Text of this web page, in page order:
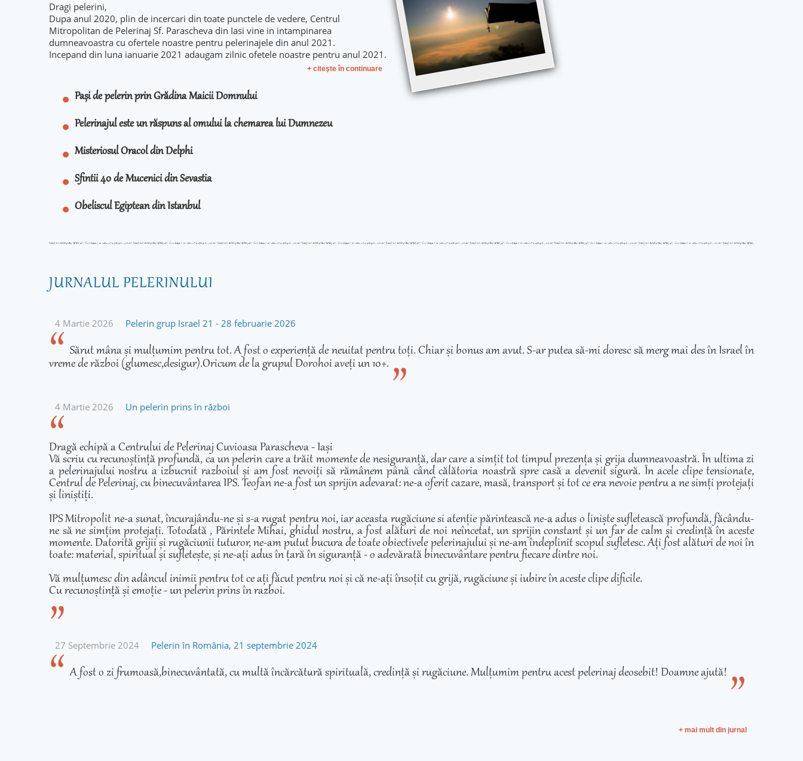
Dragi pelerini,
Dupa anul 2020, plin de incercari din toate punctele de vedere, Centrul
Mitropolitan de Pelerinaj Sf. Parascheva din Iasi vine in intampinarea
dumneavoastra cu ofertele noastre pentru pelerinajele din anul 2021.
Incepand din luna ianuarie 2021 adaugam zilnic ofetele noastre pentru anul 2021.
+ citeşte în continuare
Pași de pelerin prin Grădina Maicii Domnului
Pelerinajul este un răspuns al omului la chemarea lui Dumnezeu
Misteriosul Oracol din Delphi
Sfintii 40 de Mucenici din Sevastia
Obeliscul Egiptean din Istanbul
JURNALUL PELERINULUI
4 Martie 2026 Pelerin grup Israel 21 - 28 februarie 2026
Sărut mâna și mulțumim pentru tot. A fost o experiență de neuitat pentru toți. Chiar și bonus am avut. S-ar putea să-mi doresc să merg mai des în Israel în
vreme de război (glumesc,desigur).Oricum de la grupul Dorohoi aveți un 10+.
4 Martie 2026 Un pelerin prins în război
Dragă echipă a Centrului de Pelerinaj Cuvioasa Parascheva - Iași
Vă scriu cu recunoștință profundă, ca un pelerin care a trăit momente de nesiguranță, dar care a simțit tot timpul prezența și grija dumneavoastră. În ultima zi
a pelerinajului nostru a izbucnit razboiul și am fost nevoiți să rămânem până când călătoria noastră spre casă a devenit sigură. În acele clipe tensionate,
Centrul de Pelerinaj, cu binecuvântarea IPS. Teofan ne-a fost un sprijin adevarat: ne-a oferit cazare, masă, transport și tot ce era nevoie pentru a ne simți protejați
și liniștiți.
IPS Mitropolit ne-a sunat, încurajându-ne și s-a rugat pentru noi, iar aceasta rugăciune si atenție părintească ne-a adus o liniște sufletească profundă, făcându-
ne să ne simțim protejați. Totodată , Părintele Mihai, ghidul nostru, a fost alături de noi neîncetat, un sprijin constant și un far de calm și credință în aceste
momente. Datorită grijii și rugăciunii tuturor, ne-am putut bucura de toate obiectivele pelerinajului și ne-am îndeplinit scopul sufletesc. Ați fost alături de noi în
toate: material, spiritual și sufletește, și ne-ați adus în țară în siguranță - o adevărată binecuvântare pentru fiecare dintre noi.
Vă mulțumesc din adâncul inimii pentru tot ce ați făcut pentru noi și că ne-ați însoțit cu grijă, rugăciune și iubire în aceste clipe dificile.
Cu recunoștință și emoție - un pelerin prins în razboi.
27 Septembrie 2024 Pelerin în România, 21 septembrie 2024
A fost o zi frumoasă,binecuvântată, cu multă încărcătură spirituală, credință și rugăciune. Mulțumim pentru acest pelerinaj deosebit! Doamne ajută!
+ mai mult din jurnal